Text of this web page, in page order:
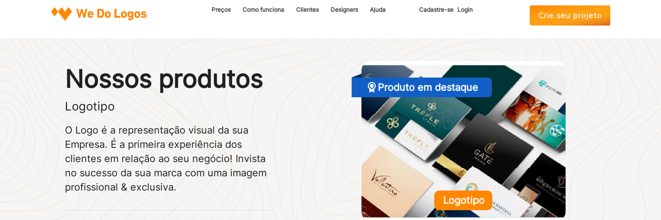
Preços Como funciona Clientes Designers Ajuda Cadastre-se Login
Crie seu projeto
Nossos produtos
Logotipo
O Logo é a representação visual da sua
Empresa. É a primeira experiência dos
clientes em relação ao seu negócio! Invista
no sucesso da sua marca com uma imagem
profissional & exclusiva.
Produto em destaque
Logotipo